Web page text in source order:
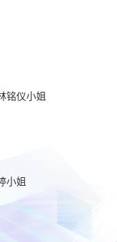
铭仪小姐
小姐